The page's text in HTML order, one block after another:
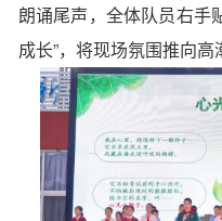
朗诵尾声，全体队员右手
成长”，将现场氛围推向高